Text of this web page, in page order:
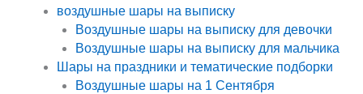
воздушные шары на выписку
Воздушные шары на выписку для девочки
Воздушные шары на выписку для мальчика
Шары на праздники и тематические подборки
Воздушные шары на 1 Сентября